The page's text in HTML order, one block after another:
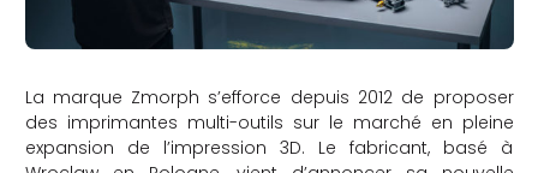
La marque Zmorph s’efforce depuis 2012 de proposer
des imprimantes multi-outils sur le marché en pleine
expansion de l’impression 3D. Le fabricant, basé à